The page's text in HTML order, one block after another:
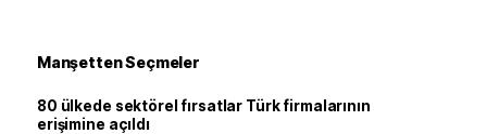
Manşetten Seçmeler
80 ülkede sektörel fırsatlar Türk firmalarının
erişimine açıldı